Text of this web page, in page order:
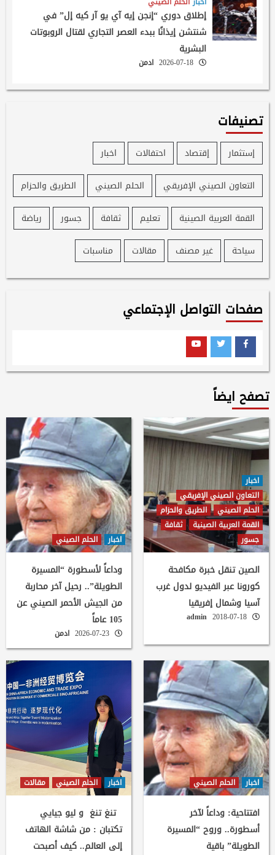
إطلاق دوري “إنجن إيه آي يو آر كيه إل” في
شنتشن إيذانًا ببدء العصر التجاري لقتال الروبوتات
البشرية
ادمن
تصنيفات
إستثمار إقتصاد احتفالات
اخبار
التعاون الصيني الإفريقي
الحلم الصيني
الطريق والحزام
القمة العربية الصينية
تعليم ثقافة جسور
رياضة
سياحة
غير مصنف مقالات مناسبات
صفحات التواصل الإجتماعي
Facebook
Twitter
Youtube
تصفح ايضاً
اخبار
التعاون الصيني الإفريقي
الحلم الصيني
الطريق والحزام
القمة العربية الصينية
ثقافة
جسور
الصين تنقل خبرة مكافحة
كورونا عبر الفيديو لدول غرب
آسيا وشمال إفريقيا
admin
اخبار الحلم الصيني
وداعاً لأسطورة “المسيرة
الطويلة”.. رحيل آخر محاربة
من الجيش الأحمر الصيني عن
105 عاماً
ادمن
اخبار الحلم الصيني
افتتاحية: وداعاً لآخر
أسطورة.. وروح “المسيرة
الطويلة” باقية
اخبار الحلم الصيني مقالات
تنغ تنغ و ليو جيايي
تكتبان : من شاشة الهاتف
إلى العالم.. كيف أصبحت